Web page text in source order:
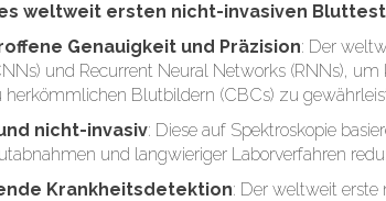
weltweit ersten nicht-invasiven
Genauigkeit und Präzision: Der
und Recurrent Neural Networks (RNNs),
herkömmlichen Blutbildern (CBCs) zu
nicht-invasiv: Diese auf Spektroskopie
und langwieriger Laborverfahren
Krankheitsdetektion: Der weltweit erste